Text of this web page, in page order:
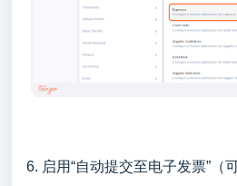
6. 启用“自动提交至电子发票”（可